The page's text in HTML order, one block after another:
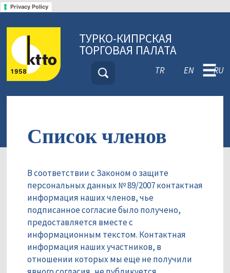
Privacy Policy
ТУРКО-КИПРСКАЯ
ТОРГОВАЯ ПАЛАТА
TR EN RU
☰
Список членов
В соответствии с Законом о защите
персональных данных № 89/2007 контактная
информация наших членов, чье
подписанное согласие было получено,
предоставляется вместе с
информационным текстом. Контактная
информация наших участников, в
отношении которых мы еще не получили